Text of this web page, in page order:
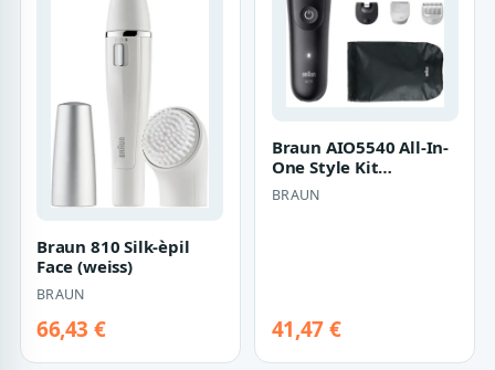
Braun 810 Silk-èpil
Face (weiss)
BRAUN
66,43 €
Braun AIO5540 All-In-
One Style Kit
(schwarz)
BRAUN
41,47 €